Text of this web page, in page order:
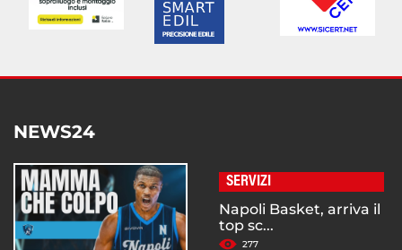
NEWS24
SERVIZI
Napoli Basket, arriva il
top sc...
277